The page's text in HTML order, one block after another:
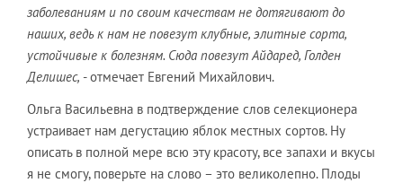
заболеваниям и по своим качествам не дотягивают до
наших, ведь к нам не повезут клубные, элитные сорта,
устойчивые к болезням. Сюда повезут Айдаред, Голден
Делишес, - отмечает Евгений Михайлович.
Ольга Васильевна в подтверждение слов селекционера
устраивает нам дегустацию яблок местных сортов. Ну
описать в полной мере всю эту красоту, все запахи и вкусы
я не смогу, поверьте на слово – это великолепно. Плоды